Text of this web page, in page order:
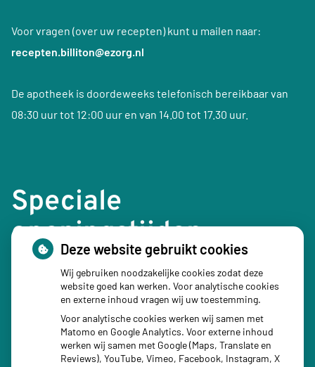
Voor vragen (over uw recepten) kunt u mailen naar:
recepten.billiton@ezorg.nl
De apotheek is doordeweeks telefonisch bereikbaar van
08:30 uur tot 12:00 uur en van 14.00 tot 17.30 uur.
Speciale
openingstijden
24 december 2026: 08:30 – 16:00 uur
1e Kerstdag 25 december 2026: Gesloten
31 december 2026: 08:30 – 16:00 uur
Nieuwjaarsdag 1 januari 2027: Gesloten
Deze website gebruikt cookies
Wij gebruiken noodzakelijke cookies zodat deze
website goed kan werken. Voor analytische cookies
en externe inhoud vragen wij uw toestemming.
Voor analytische cookies werken wij samen met
Matomo en Google Analytics. Voor externe inhoud
werken wij samen met Google (Maps, Translate en
Reviews), YouTube, Vimeo, Facebook, Instagram, X